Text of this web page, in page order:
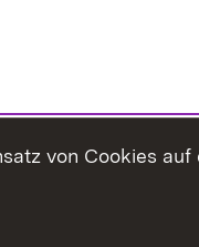
von Cookies